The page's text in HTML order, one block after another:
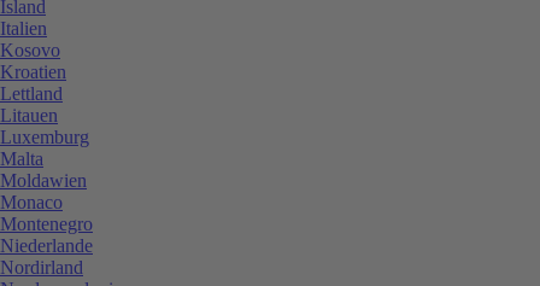
Island
Italien
Kosovo
Kroatien
Lettland
Litauen
Luxemburg
Malta
Moldawien
Monaco
Montenegro
Niederlande
Nordirland